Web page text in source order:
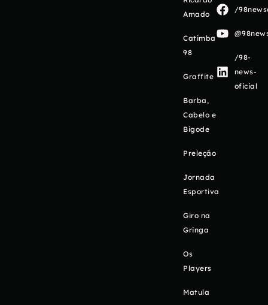
Amado
Catimba
98
Graffite
Barba,
Cabelo e
Bigode
Preleção
Jornada
Esportiva
Giro na
Gringa
Os
Players
Matula
/
/98-
news-
oficial